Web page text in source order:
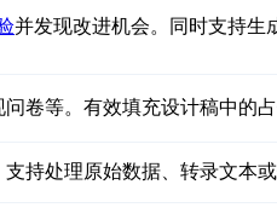
并发现改进机会。同时支持生
卷等。有效填充设计稿中的占
持处理原始数据、转录文本